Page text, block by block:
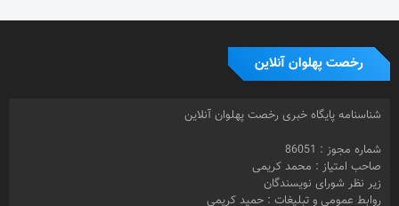
رخصت پهلوان آنلاین
شناسنامه پایگاه خبری رخصت پهلوان آنلاین
شماره مجوز : 86051
صاحب امتیاز : محمد کریمی
زیر نظر شورای نویسندگان
روابط عمومی و تبلیغات : حمید کریمی